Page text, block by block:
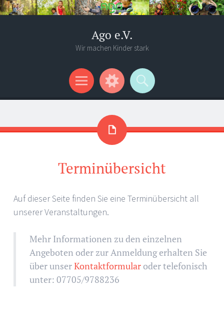
Ago e.V.
Wir machen Kinder stark
Menü
Widgets
Suchen
Terminübersicht
Auf dieser Seite finden Sie eine Terminübersicht all
unserer Veranstaltungen.
Mehr Informationen zu den einzelnen
Angeboten oder zur Anmeldung erhalten Sie
über unserKontaktformularoder telefonisch
unter: 07705/9788236